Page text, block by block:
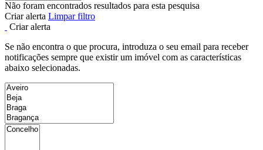
Não foram encontrados resultados para esta pesquisa
Criar alerta Limpar filtro
Criar alerta
Se não encontra o que procura, introduza o seu email para receber
notificações sempre que existir um imóvel com as características
abaixo selecionadas.